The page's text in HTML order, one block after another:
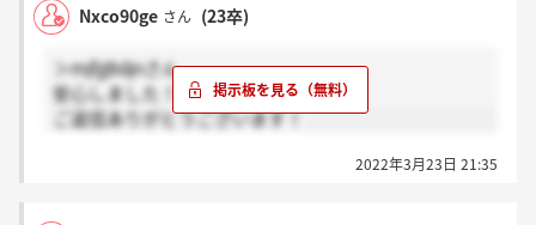
Nxco90ge さん (23卒)
＞mjfgBdjnさん
安心しました！
ご返信ありがとうございます！
2022年3月23日 21:35